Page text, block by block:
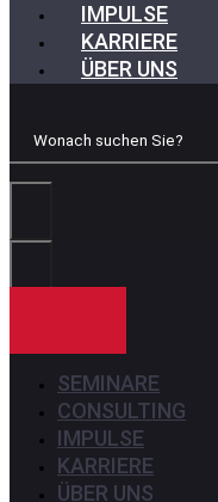
IMPULSE
KARRIERE
ÜBER UNS
Wonach
Sie?
SEMINARE
CONSULTING
IMPULSE
KARRIERE
ÜBER UNS